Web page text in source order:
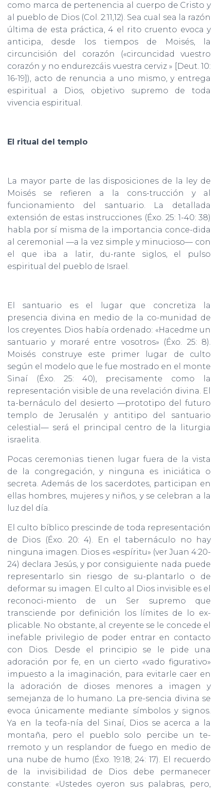
como marca de pertenencia al cuerpo de Cristo y
al pueblo de Dios (Col. 2:11,12). Sea cual sea la razón
última de esta práctica, 4 el rito cruento evoca y
anticipa, desde los tiempos de Moisés, la
circuncisión del corazón («circuncidad vuestro
corazón y no endurezcáis vuestra cerviz » [Deut. 10:
16-19]), acto de renuncia a uno mismo, y entrega
espiritual a Dios, objetivo supremo de toda
vivencia espiritual.
El ritual del templo
La mayor parte de las disposiciones de la ley de
Moisés se refieren a la cons-trucción y al
funcionamiento del santuario. La detallada
extensión de estas instrucciones (Éxo. 25: 1-40: 38)
habla por sí misma de la importancia conce-dida
al ceremonial —a la vez simple y minucioso— con
el que iba a latir, du-rante siglos, el pulso
espiritual del pueblo de Israel.
El santuario es el lugar que concretiza la
presencia divina en medio de la co-munidad de
los creyentes. Dios había ordenado: «Hacedme un
santuario y moraré entre vosotros» (Éxo. 25: 8).
Moisés construye este primer lugar de culto
según el modelo que le fue mostrado en el monte
Sinaí (Éxo. 25: 40), precisamente como la
representación visible de una revelación divina. El
ta-bernáculo del desierto —prototipo del futuro
templo de Jerusalén y antitipo del santuario
celestial— será el principal centro de la liturgia
israelita.
Pocas ceremonias tienen lugar fuera de la vista
de la congregación, y ninguna es iniciática o
secreta. Además de los sacerdotes, participan en
ellas hombres, mujeres y niños, y se celebran a la
luz del día.
El culto bíblico prescinde de toda representación
de Dios (Éxo. 20: 4). En el tabernáculo no hay
ninguna imagen. Dios es «espíritu» (ver Juan 4:20-
24) declara Jesús, y por consiguiente nada puede
representarlo sin riesgo de su-plantarlo o de
deformar su imagen. El culto al Dios invisible es el
reconoci-miento de un Ser supremo que
transciende por definición los límites de lo ex-
plicable. No obstante, al creyente se le concede el
inefable privilegio de poder entrar en contacto
con Dios. Desde el principio se le pide una
adoración por fe, en un cierto «vado figurativo»
impuesto a la imaginación, para evitarle caer en
la adoración de dioses menores a imagen y
semejanza de lo humano. La pre-sencia divina se
evoca únicamente mediante símbolos y signos.
Ya en la teofa-nía del Sinaí, Dios se acerca a la
montaña, pero el pueblo solo percibe un te-
rremoto y un resplandor de fuego en medio de
una nube de humo (Éxo. 19:18; 24: 17). El recuerdo
de la invisibilidad de Dios debe permanecer
constante: «Ustedes oyeron sus palabras, pero,